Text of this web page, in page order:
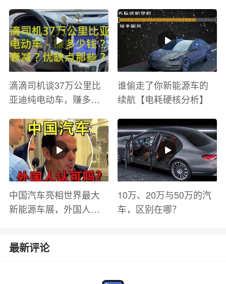
滴滴司机谈37万公里比
亚迪纯电动车，赚多少
有哪些？
谁偷走了你新能源车的
续航【电耗硬核分析】
中国汽车亮相世界最大
新能源车展，外国人怎
10万、20万与50万的汽
车，区别在哪？
最新评论